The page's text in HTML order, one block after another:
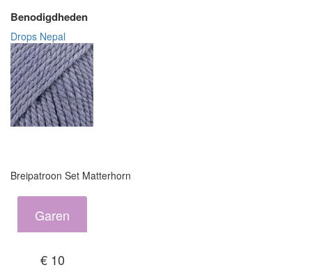
Benodigdheden
Drops Nepal
Breipatroon Set Matterhorn
Garen
€ 10